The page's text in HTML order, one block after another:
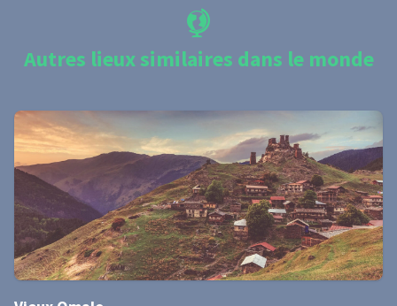
Autres lieux similaires dans le monde